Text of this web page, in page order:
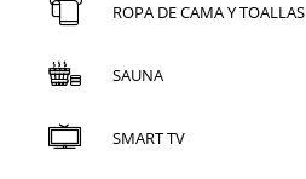
ROPA DE CAMA Y TOALLAS
SAUNA
SMART TV